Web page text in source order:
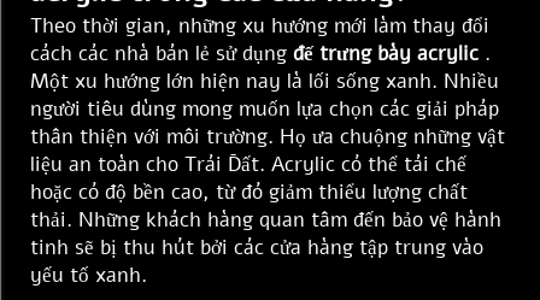
Theo thời gian, những xu hướng mới làm thay đổi
cách các nhà bán lẻ sử dụng đế trưng bày acrylic .
Một xu hướng lớn hiện nay là lối sống xanh. Nhiều
người tiêu dùng mong muốn lựa chọn các giải pháp
thân thiện với môi trường. Họ ưa chuộng những vật
liệu an toàn cho Trái Đất. Acrylic có thể tái chế
hoặc có độ bền cao, từ đó giảm thiểu lượng chất
thải. Những khách hàng quan tâm đến bảo vệ hành
tinh sẽ bị thu hút bởi các cửa hàng tập trung vào
yếu tố xanh.